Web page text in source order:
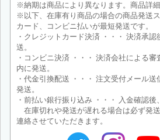
※納期は商品により異なります。商品詳細
※以下、在庫有り商品の場合の商品発送
カード、コンビニ払いが最短発送です。
・クレジットカード決済 ・・・ 決済承
送。
・コンビニ決済 ・・・ 決済会社による
内に発送。
・代金引換配送 ・・・ 注文受付メール
発送。
・前払い銀行振り込み ・・・ 入金確認後
在庫切れや発送が遅れる場合は必ず発
連絡させていただきます。